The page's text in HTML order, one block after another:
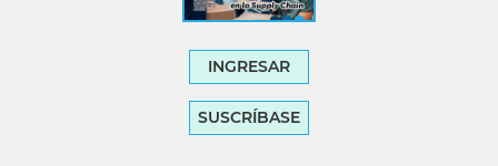
INGRESAR
SUSCRÍBASE